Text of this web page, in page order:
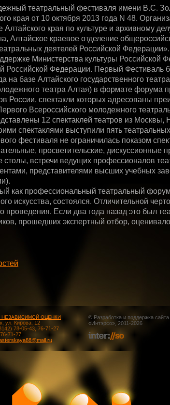
театральный фестиваля имени B.C.
края от 10 октября 2013 года N 48.
Алтайского края по культуре и архивному
Алтайское краевое отделение
деятелей Российской
Министерства культуры Российской
Российской Федерации. Первый Фестиваль
на базе Алтайского государственного
театра Алтая) в формате форума
России, спектакли которых адресованы
Всероссийского молодежного
12 спектаклей театров из Москвы,
спектаклями выступили пять
фестиваля не ограничилась показом
просветительские, дискуссионные
столы, встречи ведущих профессионалов
представителями высших учебных
как профессиональный театральный
искусства, состоялся. Отличительной
проведения. Если два года назад это был
прошедших экспертный отбор,
НЕЗАВИСИМОЙ ОЦЕНКИ
ул. Кирова, 12
78-05-43, 76-71-27
71-27
© Разработка и поддержка
«Интэрсо», 2011-2026